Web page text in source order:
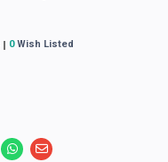
0Wish Listed